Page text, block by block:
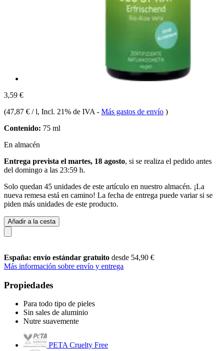
3,59 €
(47,87 € / l, Incl. 21% de IVA - Más gastos de envío )
Contenido: 75 ml
En almacén
Entrega prevista el martes, 18 agosto, si se realiza el pedido antes
del domingo a las 23:59 h.
Solo quedan 45 unidades de este artículo en nuestro almacén. ¡La
nueva remesa está en camino! La fecha de entrega puede variar si se
piden más unidades de este producto.
Añadir a la cesta
España: envío estándar gratuito desde 54,90 €
Más información sobre envío y entrega
Propiedades
Para todo tipo de pieles
Sin sales de aluminio
Nutre suavemente
PETA Cruelty Free